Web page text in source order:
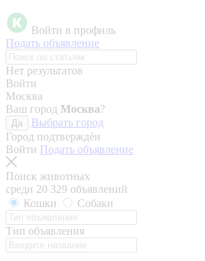
Войти в профиль
Подать объявление
Нет результатов
Войти
Москва
Ваш город Москва?
Да
Выбрать город
Город подтверждён
Войти Подать объявление
Поиск животных
среди 20 329 объявлений
Кошки
Собаки
Тип объявления